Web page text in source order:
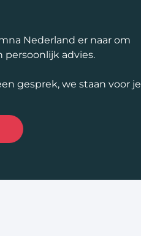
Nederland er naar om
advies.
gesprek, we staan voor je